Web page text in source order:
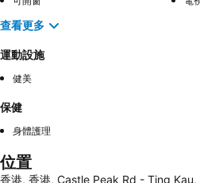
查看更多
運動設施
健美
保健
身體護理
位置
香港, 香港, Castle Peak Rd - Ting